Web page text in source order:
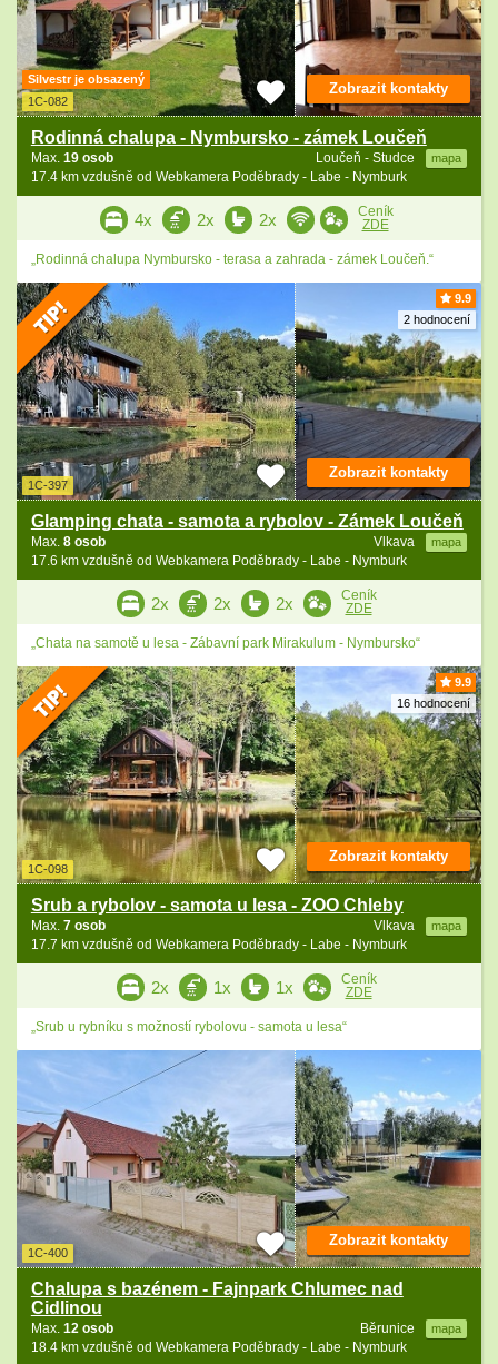
Silvestr je obsazený
1C-082
Rodinná chalupa - Nymbursko - zámek Loučeň
Loučeň - Studce mapa
Max. 19 osob
17.4 km vzdušně od Webkamera Poděbrady - Labe - Nymburk
Zobrazit kontakty
4x 2x 2x
Ceník
ZDE
„Rodinná chalupa Nymbursko - terasa a zahrada - zámek Loučeň.“
9.9
2 hodnocení
1C-397
Glamping chata - samota a rybolov - Zámek Loučeň
Vlkava mapa
Max. 8 osob
17.6 km vzdušně od Webkamera Poděbrady - Labe - Nymburk
Zobrazit kontakty
2x 2x 2x
Ceník
ZDE
„Chata na samotě u lesa - Zábavní park Mirakulum - Nymbursko“
9.9
16 hodnocení
1C-098
Srub a rybolov - samota u lesa - ZOO Chleby
Vlkava mapa
Max. 7 osob
17.7 km vzdušně od Webkamera Poděbrady - Labe - Nymburk
Zobrazit kontakty
2x 1x 1x
Ceník
ZDE
„Srub u rybníku s možností rybolovu - samota u lesa“
1C-400
Chalupa s bazénem - Fajnpark Chlumec nad
Cidlinou
Běrunice mapa
Max. 12 osob
18.4 km vzdušně od Webkamera Poděbrady - Labe - Nymburk
Zobrazit kontakty